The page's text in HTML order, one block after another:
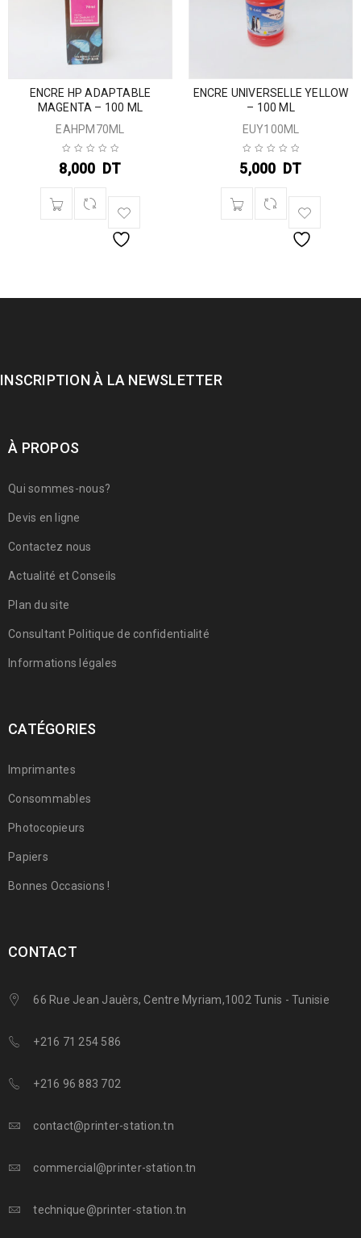
ENCRE HP ADAPTABLE
MAGENTA – 100 ML
EAHPM70ML
8,000 DT
ENCRE UNIVERSELLE YELLOW
– 100 ML
EUY100ML
5,000 DT
INSCRIPTION À LA NEWSLETTER
À PROPOS
Qui sommes-nous?
Devis en ligne
Contactez nous
Actualité et Conseils
Plan du site
Consultant Politique de confidentialité
Informations légales
CATÉGORIES
Imprimantes
Consommables
Photocopieurs
Papiers
Bonnes Occasions !
CONTACT
66 Rue Jean Jauèrs, Centre Myriam,1002 Tunis - Tunisie
+216 71 254 586
+216 96 883 702
contact@printer-station.tn
commercial@printer-station.tn
technique@printer-station.tn